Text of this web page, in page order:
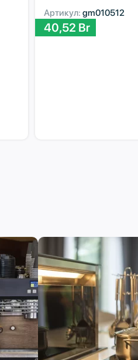
Артикул: gm010512
40,52 Br